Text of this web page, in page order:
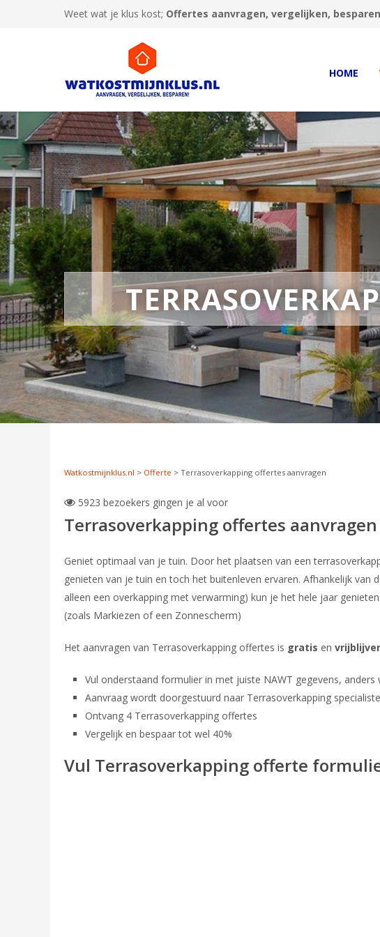
Weet wat je klus kost; Offertes aanvragen, vergelijken,
HOME
Watkostmijnklus.nl > Offerte > Terrasoverkapping offertes aanvragen
 5923 bezoekers gingen je al voor
Terrasoverkapping offertes aanvragen
Geniet optimaal van je tuin. Door het plaatsen van een
genieten van je tuin en toch het buitenleven ervaren. Afhankelijk van
alleen een overkapping met verwarming) kun je het hele jaar
(zoals Markiezen of een Zonnescherm)
Het aanvragen van Terrasoverkapping offertes is gratis en
Vul onderstaand formulier in met juiste NAWT gegevens,
Aanvraag wordt doorgestuurd naar Terrasoverkapping
Ontvang 4 Terrasoverkapping offertes
Vergelijk en bespaar tot wel 40%
Vul Terrasoverkapping offerte